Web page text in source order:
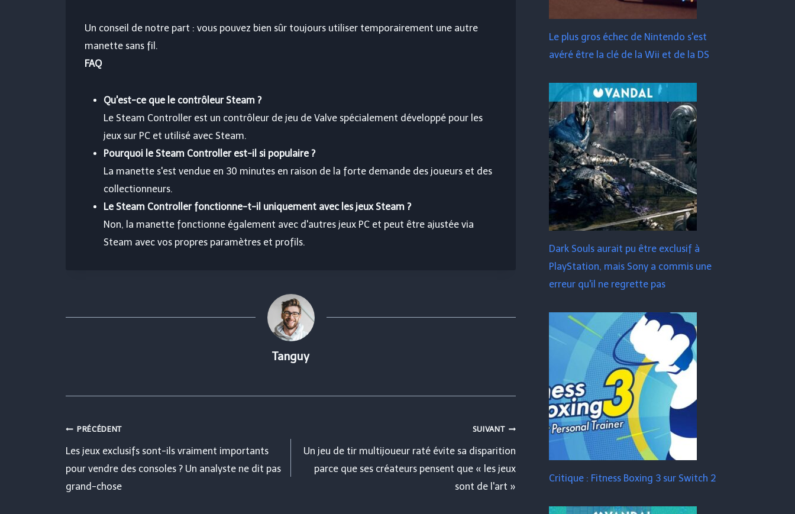
Un conseil de notre part : vous pouvez bien sûr toujours utiliser temporairement une autre
manette sans fil.
FAQ
Qu'est-ce que le contrôleur Steam ?
Le Steam Controller est un contrôleur de jeu de Valve spécialement développé pour les
jeux sur PC et utilisé avec Steam.
Pourquoi le Steam Controller est-il si populaire ?
La manette s'est vendue en 30 minutes en raison de la forte demande des joueurs et des
collectionneurs.
Le Steam Controller fonctionne-t-il uniquement avec les jeux Steam ?
Non, la manette fonctionne également avec d'autres jeux PC et peut être ajustée via
Steam avec vos propres paramètres et profils.
Tanguy
Navigation
de
PRÉCÉDENT
Les jeux exclusifs sont-ils vraiment importants
pour vendre des consoles ? Un analyste ne dit pas
grand-chose
SUIVANT
Un jeu de tir multijoueur raté évite sa disparition
parce que ses créateurs pensent que « les jeux
sont de l'art »
Le plus gros échec de Nintendo s'est
avéré être la clé de la Wii et de la DS
Dark Souls aurait pu être exclusif à
PlayStation, mais Sony a commis une
erreur qu'il ne regrette pas
Critique : Fitness Boxing 3 sur Switch 2